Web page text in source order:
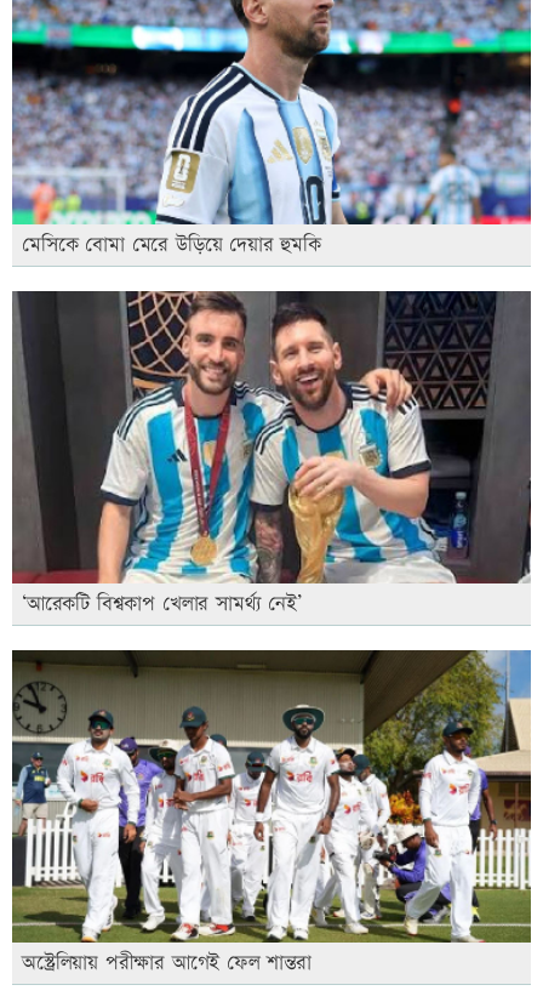
মেসিকে বোমা মেরে উড়িয়ে দেয়ার হুমকি
‘আরেকটি বিশ্বকাপ খেলার সামর্থ্য নেই’
অস্ট্রেলিয়ায় পরীক্ষার আগেই ফেল শান্তরা